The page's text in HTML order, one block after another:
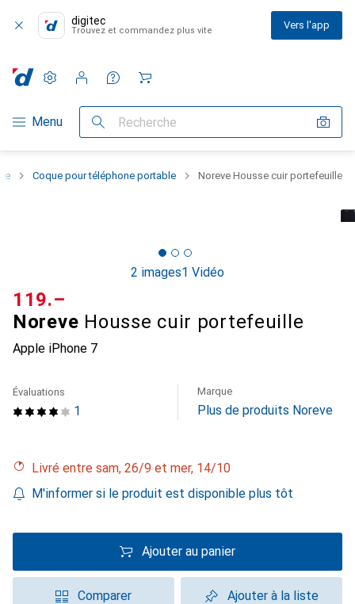
digitec
Trouvez et commandez plus vite Vers l'app
Navigation par catégorie
Menu Recherche
Paramètres
Compte client
Listes de comparaison
Listes d'envies
Panier
Coque pour téléphone portable Noreve Housse cuir portefeuille
2 images1 Vidéo
Noreve Housse cuir portefeuille
Apple iPhone 7
CHF
119.–
1
Évaluations Marque
Plus de produits Noreve
Livré entre sam, 26/9 et mer, 14/10
M'informer si le produit est disponible plus tôt
Ajouter au panier
Comparer Ajouter à la liste